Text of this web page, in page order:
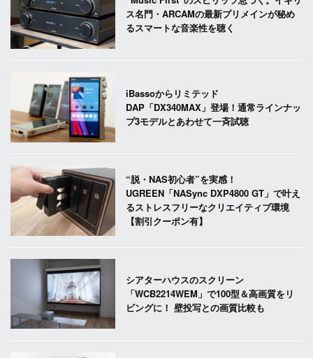
ス名門・ARCAMの最新プリメインが秘め
るスマートな音楽性を聴く
iBassoからリミテッド
DAP「DX340MAX」登場！通常ラインナッ
プ3モデルとあわせて一斉試聴
“脱・NAS初心者”を実感！
UGREEN「NASync DXP4800 GT」で叶え
るストレスフリーなクリエイティブ環境
【割引クーポン有】
シアターハウスのスクリーン
「WCB2214WEM」で100型＆高画質をリ
ビングに！ 壁投写との画質比較も